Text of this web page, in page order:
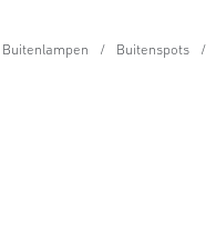
Buitenlampen Buitenspots